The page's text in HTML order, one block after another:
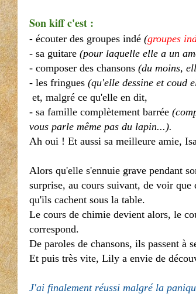
Son kiff c'est :
- écouter des groupes indé (groupes
- sa guitare (pour laquelle elle a un
- composer des chansons (du moins,
- les fringues (qu'elle dessine et coud
et, malgré ce qu'elle en dit,
- sa famille complètement barrée
vous parle même pas du lapin...).
Ah oui ! Et aussi sa meilleure amie,
Alors qu'elle s'ennuie grave pendant
surprise, au cours suivant, de voir
qu'ils cachent sous la table.
Le cours de chimie devient alors, le
correspond.
De paroles de chansons, ils passent à
Et puis très vite, Lily a envie de
J'ai finalement réussi malgré la